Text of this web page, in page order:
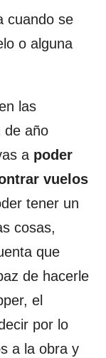
cuando se
o alguna
las
de año
a poder
vuelos
tener un
cosas,
que
de hacerle
el
por lo
a la obra y